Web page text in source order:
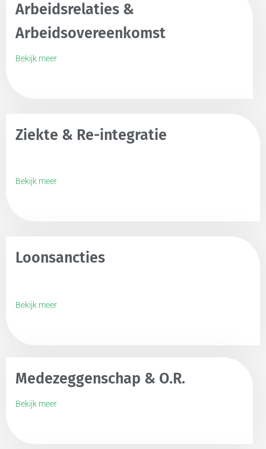
Arbeidsrelaties &
Arbeidsovereenkomst
Bekijk meer
Ziekte & Re-integratie
Bekijk meer
Loonsancties
Bekijk meer
Medezeggenschap & O.R.
Bekijk meer